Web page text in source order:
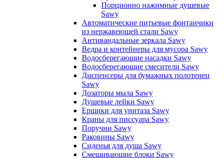
Порционно нажимные душевые
Sawy
Автоматические питьевые фонтанчики
из нержавеющей стали Sawy
Антивандальные зеркала Sawy
Ведра и контейнеры для мусора Sawy
Водосберегающие насадки Sawy
Водосберегающие смесители Sawy
Диспенсеры для бумажных полотенец
Sawy
Дозаторы мыла Sawy
Душевые лейки Sawy
Ершики для унитаза Sawy
Краны для писсуара Sawy
Поручни Sawy
Раковины Sawy
Сиденья для душа Sawy
Смешивающие блоки Sawy